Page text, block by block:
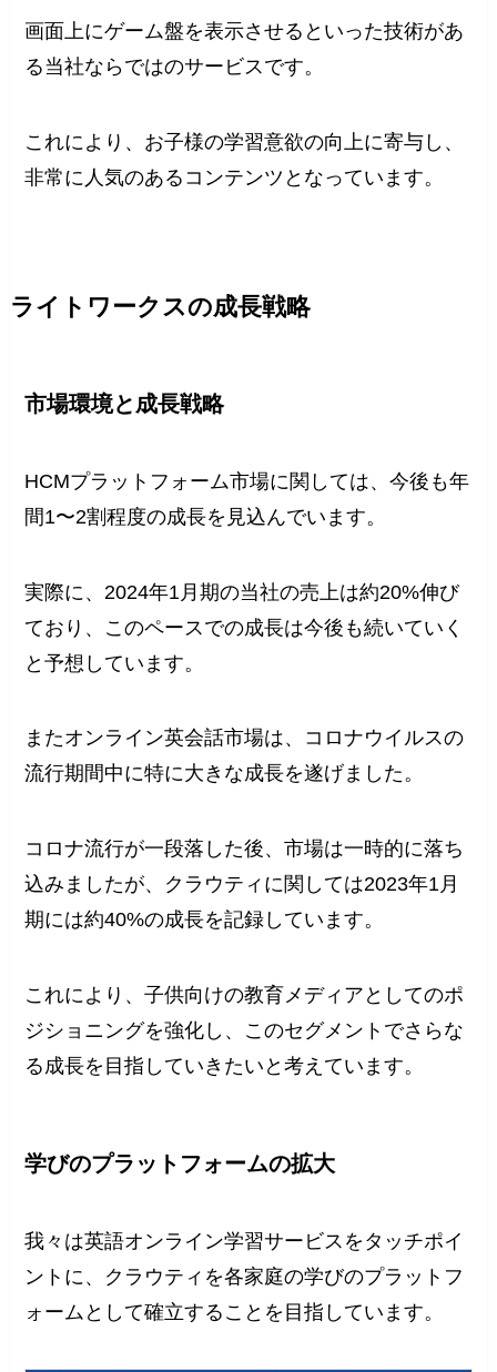
画面上にゲーム盤を表示させるといった技術があ
る当社ならではのサービスです。
これにより、お子様の学習意欲の向上に寄与し、
非常に人気のあるコンテンツとなっています。
ライトワークスの成長戦略
市場環境と成長戦略
HCMプラットフォーム市場に関しては、今後も年
間1〜2割程度の成長を見込んでいます。
実際に、2024年1月期の当社の売上は約20%伸び
ており、このペースでの成長は今後も続いていく
と予想しています。
またオンライン英会話市場は、コロナウイルスの
流行期間中に特に大きな成長を遂げました。
コロナ流行が一段落した後、市場は一時的に落ち
込みましたが、クラウティに関しては2023年1月
期には約40%の成長を記録しています。
これにより、子供向けの教育メディアとしてのポ
ジショニングを強化し、このセグメントでさらな
る成長を目指していきたいと考えています。
学びのプラットフォームの拡大
我々は英語オンライン学習サービスをタッチポイ
ントに、クラウティを各家庭の学びのプラットフ
ォームとして確立することを目指しています。